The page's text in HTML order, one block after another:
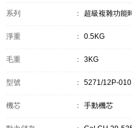
系列 ： 超級複雜功能
淨重 ： 0.5KG
毛重 ： 3KG
型號 ： 5271/12P-010
機芯 ： 手動機芯